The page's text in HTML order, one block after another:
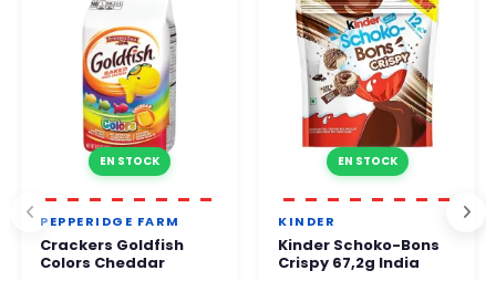
EN STOCK
PEPPERIDGE FARM
Crackers Goldfish
Colors Cheddar
EN STOCK
KINDER
Kinder Schoko-Bons
Crispy 67,2g India